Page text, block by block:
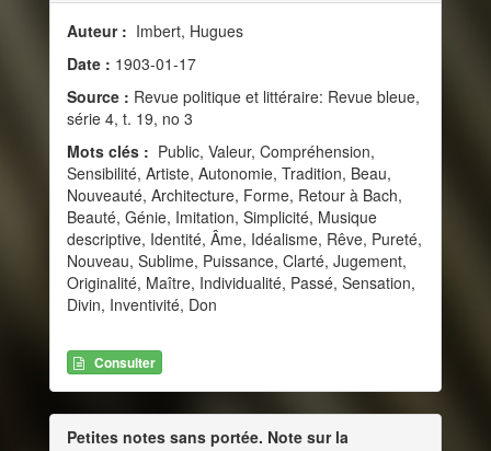
Auteur : Imbert, Hugues
Date : 1903-01-17
Source : Revue politique et littéraire: Revue bleue,
série 4, t. 19, no 3
Mots clés : Public, Valeur, Compréhension,
Sensibilité, Artiste, Autonomie, Tradition, Beau,
Nouveauté, Architecture, Forme, Retour à Bach,
Beauté, Génie, Imitation, Simplicité, Musique
descriptive, Identité, Âme, Idéalisme, Rêve, Pureté,
Nouveau, Sublime, Puissance, Clarté, Jugement,
Originalité, Maître, Individualité, Passé, Sensation,
Divin, Inventivité, Don
Consulter
Petites notes sans portée. Note sur la